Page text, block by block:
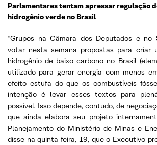
Parlamentares tentam apressar regulação
hidrogênio verde no Brasil
“Grupos na Câmara dos Deputados e no
votar nesta semana propostas para criar
hidrogênio de baixo carbono no Brasil
utilizado para gerar energia com menos
efeito estufa do que os combustíveis
intenção é levar esses textos para
possível. Isso depende, contudo, de
que ainda elabora seu projeto
Planejamento do Ministério de Minas e
disse na quinta-feira, 19, que o Executivo